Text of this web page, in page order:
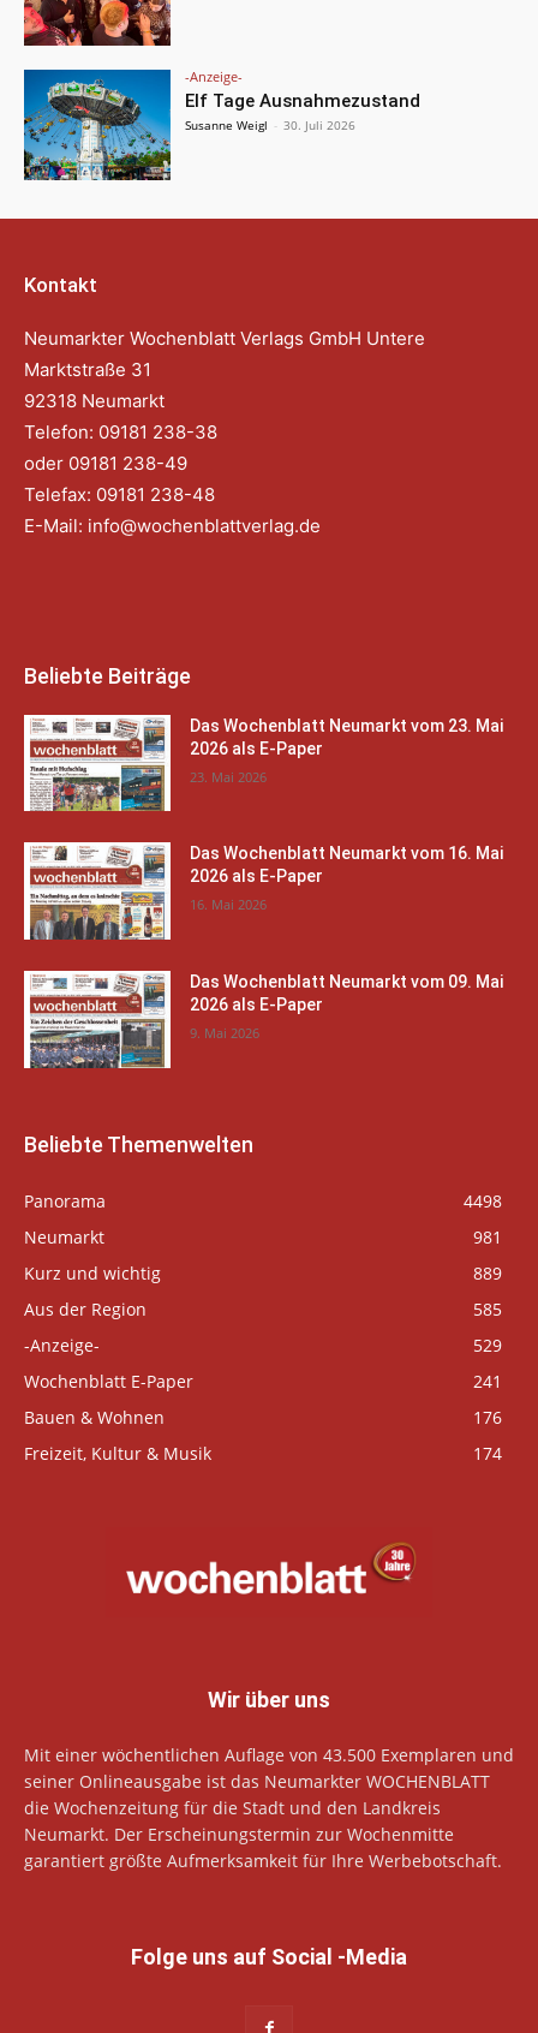
-Anzeige-
Elf Tage Ausnahmezustand
Susanne Weigl - 30. Juli 2026
Kontakt
Neumarkter Wochenblatt Verlags GmbH Untere
Marktstraße 31
92318 Neumarkt
Telefon: 09181 238-38
oder 09181 238-49
Telefax: 09181 238-48
E-Mail: info@wochenblattverlag.de
Beliebte Beiträge
Das Wochenblatt Neumarkt vom 23. Mai
2026 als E-Paper
23. Mai 2026
Das Wochenblatt Neumarkt vom 16. Mai
2026 als E-Paper
16. Mai 2026
Das Wochenblatt Neumarkt vom 09. Mai
2026 als E-Paper
9. Mai 2026
Beliebte Themenwelten
Panorama
4498
Neumarkt
981
Kurz und wichtig
889
Aus der Region
585
-Anzeige-
529
Wochenblatt E-Paper
241
Bauen & Wohnen
176
Freizeit, Kultur & Musik
174
Wir über uns
Mit einer wöchentlichen Auflage von 43.500 Exemplaren und
seiner Onlineausgabe ist das Neumarkter WOCHENBLATT
die Wochenzeitung für die Stadt und den Landkreis
Neumarkt. Der Erscheinungstermin zur Wochenmitte
garantiert größte Aufmerksamkeit für Ihre Werbebotschaft.
Folge uns auf Social -Media